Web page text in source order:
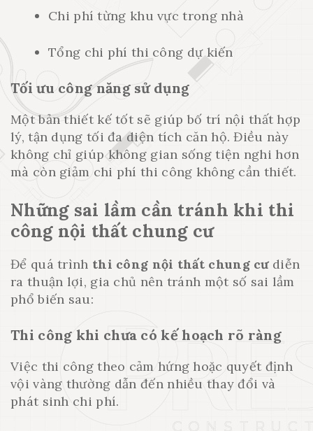
Chi phí từng khu vực trong nhà
Tổng chi phí thi công dự kiến
Tối ưu công năng sử dụng
Một bản thiết kế tốt sẽ giúp bố trí nội thất hợp
lý, tận dụng tối đa diện tích căn hộ. Điều này
không chỉ giúp không gian sống tiện nghi hơn
mà còn giảm chi phí thi công không cần thiết.
Những sai lầm cần tránh khi thi
công nội thất chung cư
Để quá trình thi công nội thất chung cưdiễn
ra thuận lợi, gia chủ nên tránh một số sai lầm
phổ biến sau:
Thi công khi chưa có kế hoạch rõ ràng
Việc thi công theo cảm hứng hoặc quyết định
vội vàng thường dẫn đến nhiều thay đổi và
phát sinh chi phí.